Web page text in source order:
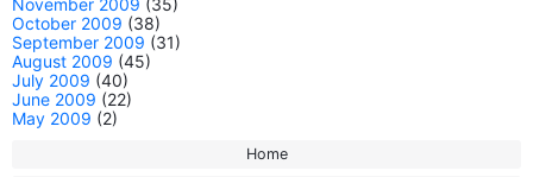
November 2009 (35)
October 2009 (38)
September 2009 (31)
August 2009 (45)
July 2009 (40)
June 2009 (22)
May 2009 (2)
Home